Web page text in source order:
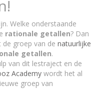
Welke onderstaande
rationale getallen? Dan
de groep van de natuurlijke
getallen.
van dit lestraject en de
Academy wordt het al
groep van